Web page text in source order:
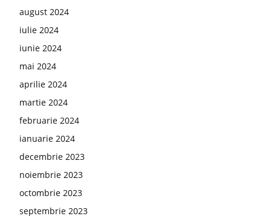
august 2024
iulie 2024
iunie 2024
mai 2024
aprilie 2024
martie 2024
februarie 2024
ianuarie 2024
decembrie 2023
noiembrie 2023
octombrie 2023
septembrie 2023